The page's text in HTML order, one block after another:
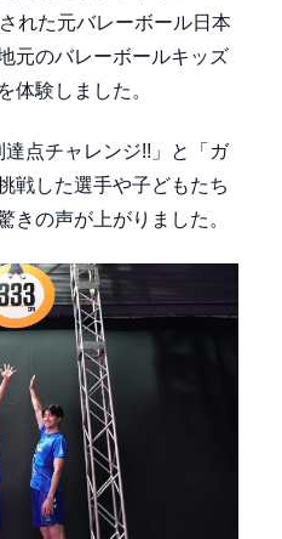
れた元バレーボール日本
元のバレーボールキッズ
体験しました。
点チャレンジ!!」と「ガ
戦した選手や子どもたち
きの声が上がりました。